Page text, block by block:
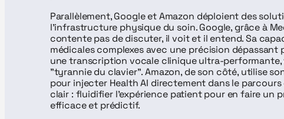
Parallèlement, Google et Amazon déploient des
l'infrastructure physique du soin. Google, grâce à
contente pas de discuter, il voit et il entend. Sa
médicales complexes avec une précision
une transcription vocale clinique ultra-performante,
"tyrannie du clavier". Amazon, de son côté, utilise
pour injecter Health AI directement dans le
clair : fluidifier l'expérience patient pour en faire un
efficace et prédictif.